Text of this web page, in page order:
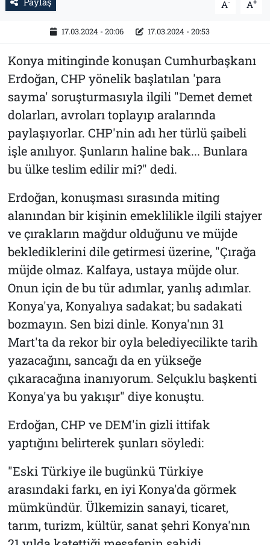
A A
17.03.2024 - 20:06 17.03.2024 - 20:53
Konya mitinginde konuşan Cumhurbaşkanı
Erdoğan, CHP yönelik başlatılan 'para
sayma' soruşturmasıyla ilgili "Demet demet
dolarları, avroları toplayıp aralarında
paylaşıyorlar. CHP'nin adı her türlü şaibeli
işle anılıyor. Şunların haline bak... Bunlara
bu ülke teslim edilir mi?" dedi.
Erdoğan, konuşması sırasında miting
alanından bir kişinin emeklilikle ilgili stajyer
ve çırakların mağdur olduğunu ve müjde
beklediklerini dile getirmesi üzerine, "Çırağa
müjde olmaz. Kalfaya, ustaya müjde olur.
Onun için de bu tür adımlar, yanlış adımlar.
Konya'ya, Konyalıya sadakat; bu sadakati
bozmayın. Sen bizi dinle. Konya'nın 31
Mart'ta da rekor bir oyla belediyecilikte tarih
yazacağını, sancağı da en yükseğe
çıkaracağına inanıyorum. Selçuklu başkenti
Konya'ya bu yakışır" diye konuştu.
Erdoğan, CHP ve DEM'in gizli ittifak
yaptığını belirterek şunları söyledi:
"Eski Türkiye ile bugünkü Türkiye
arasındaki farkı, en iyi Konya'da görmek
mümkündür. Ülkemizin sanayi, ticaret,
tarım, turizm, kültür, sanat şehri Konya'nın